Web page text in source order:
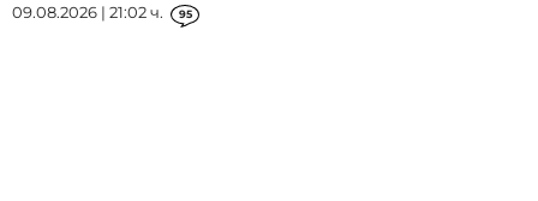
09.08.2026 | 21:02 ч. 95